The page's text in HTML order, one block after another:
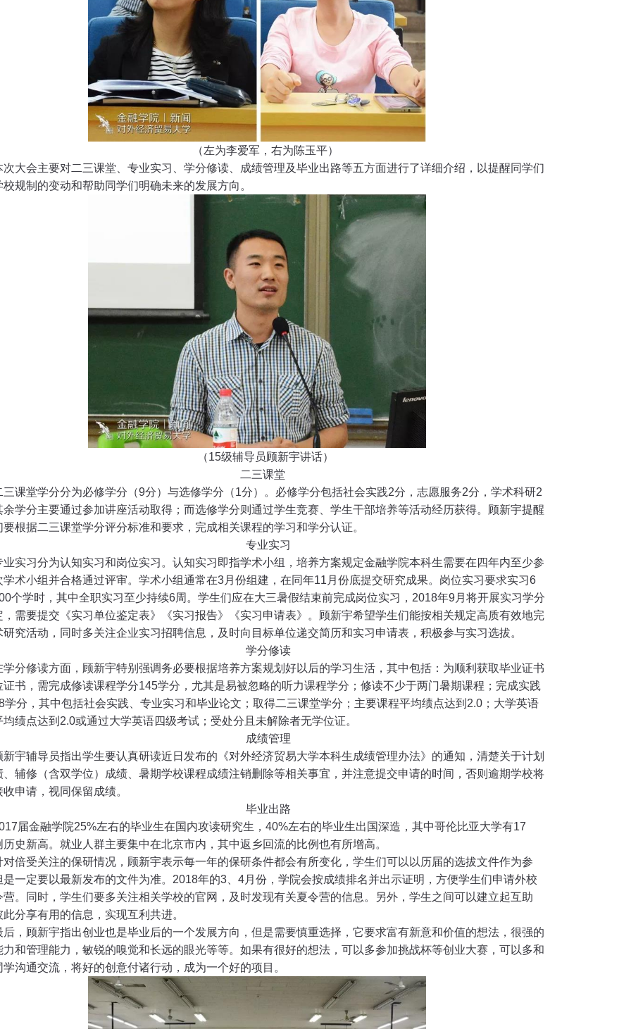
（左为李爱军，右为陈玉平）
次大会主要对二三课堂、专业实习、学分修读、成绩管理及毕业出路等五方面进行了详细介绍，以提醒同学们
规制的变动和帮助同学们明确未来的发展方向。
（15级辅导员顾新宇讲话）
二三课堂
三课堂学分分为必修学分（9分）与选修学分（1分）。必修学分包括社会实践2分，志愿服务2分，学术科研2
余学分主要通过参加讲座活动取得；而选修学分则通过学生竞赛、学生干部培养等活动经历获得。顾新宇提醒
要根据二三课堂学分评分标准和要求，完成相关课程的学习和学分认证。
专业实习
业实习分为认知实习和岗位实习。认知实习即指学术小组，培养方案规定金融学院本科生需要在四年内至少参
学术小组并合格通过评审。学术小组通常在3月份组建，在同年11 月份底提交研究成果。岗位实习要求实习6
个学时，其中全职实习至少持续6周。学生们应在大三暑假结束前完成岗位实习， 2018年9月将开展实习学分
，需要提交《实习单位鉴定表》《实习报告》《实习申请表》。顾新宇希望学生们能按相关规定高质有效地完
研究活动，同时多关注企业实习招聘信息，及时向目标单位递交简历和实习申请表，积极参与实习选拔。
学分修读
学分修读方面，顾新宇特别强调务必要根据培养方案规划好以后的学习生活，其中包括：为顺利获取毕业证书
证书，需完成修读课程学分145学分，尤其是易被忽略的听力课程学分；修读不少于两门暑期课程；完成实践
学分，其中包括社会实践、专业实习和毕业论文；取得二三课堂学分；主要课程平均绩点达到 2.0；大学英语
绩点达到 2.0或通过大学英语四级考试；受处分且未解除者无学位证。
成绩管理
新宇辅导员指出学生要认真研读近日发布的《对外经济贸易大学本科生成绩管理办法》的通知，清楚关于计划
、辅修（含双学位）成绩、暑期学校课程成绩注销删除等相关事宜，并注意提交申请的时间，否则逾期学校将
申请，视同保留成绩。
毕业出路
届金融学院25%左右的毕业生在国内攻读研究生， 40%左右的毕业生出国深造，其中哥伦比亚大学有17
历史新高。就业人群主要集中在北京市内，其中返乡回流的比例也有所增高。
对倍受关注的保研情况，顾新宇表示每一年的保研条件都会有所变化，学生们可以以历届的选拔文件作为参
一定要以最新发布的文件为准。 2018年的3、 4月份，学院会按成绩排名并出示证明，方便学生们申请外校
营。同时，学生们要多关注相关学校的官网，及时发现有关夏令营的信息。另外，学生之间可以建立起互助
分享有用的信息，实现互利共进。
后，顾新宇指出创业也是毕业后的一个发展方向，但是需要慎重选择，它要求富有新意和价值的想法，很强的
力和管理能力，敏锐的嗅觉和长远的眼光等等。如果有很好的想法，可以多参加挑战杯等创业大赛，可以多和
学沟通交流，将好的创意付诸行动，成为一个好的项目。